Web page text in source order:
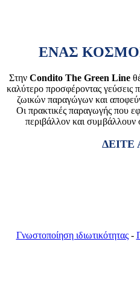
ΕΝΑΣ
Στην Condito The Green Line
καλύτερο προσφέροντας γεύσεις
ζωικών παραγώγων και
Οι πρακτικές παραγωγής που
περιβάλλον και συμβάλλουν
Γνωστοποίηση ιδιωτικότητας-